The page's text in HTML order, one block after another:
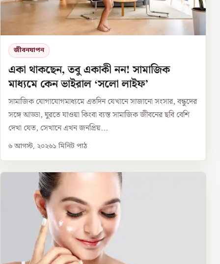
জীবনযাপন
একা থাকছেন, তবু একাকী নন! সামাজিক
মাধ্যমে কেন ভাইরাল ‘সলো লাইফ’
সামাজিক যোগাযোগমাধ্যমে এতদিন যেখানে সাজানো সংসার, বন্ধুদের
সঙ্গে আড্ডা, ঘুরতে যাওয়া কিংবা ব্যস্ত সামাজিক জীবনের ছবি বেশি
দেখা যেত, সেখানে এখন জনপ্রিয়...
৬ আগস্ট, ২০২৬১ মিনিট পাঠ